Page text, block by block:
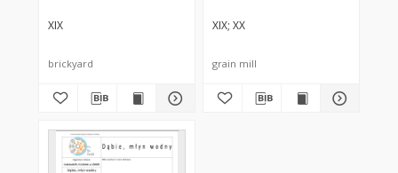
XIX
brickyard
XIX XX
grain mill